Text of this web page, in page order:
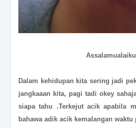
Dalam kehidupan kita sering jadi
jangkaaan kita, pagi tadi okey
siapa tahu .Terkejut acik apabila
bahawa adik acik kemalangan waktu